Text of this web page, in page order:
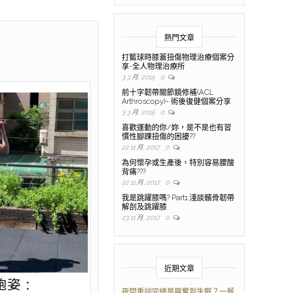
熱門文章
打籃球時膝蓋扭傷物理治療個案分
享-全人物理治療所
3 3 月, 2015 0
前十字韌帶關節鏡修補(ACL
Arthroscopy)- 術後復健個案分享
3 3 月, 2015 0
喜歡運動的你/妳，是不是也有習
慣性腳踝扭傷的困擾??
22 11 月, 2017 0
為何懷孕或生產後，特別容易腰酸
背痛???
22 11 月, 2017 0
我是跳躍膝嗎? Part1:淺談髕骨韌帶
解剖及跳躍膝
23 11 月, 2017 0
近期文章